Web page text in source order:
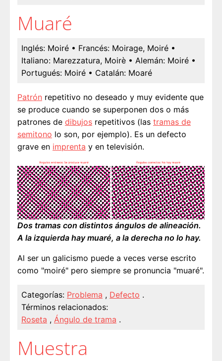
Muaré
Inglés: Moiré • Francés: Moirage, Moiré •
Italiano: Marezzatura, Moirè • Alemán: Moiré •
Portugués: Moiré • Catalán: Moaré
Patrón repetitivo no deseado y muy evidente que
se produce cuando se superponen dos o más
patrones de dibujos repetitivos (las tramas de
semitono lo son, por ejemplo). Es un defecto
grave en imprenta y en televisión.
Dos tramas con distintos ángulos de alineación.
A la izquierda hay muaré, a la derecha no lo hay.
Al ser un galicismo puede a veces verse escrito
como "moiré" pero siempre se pronuncia "muaré".
Categorías: Problema , Defecto .
Términos relacionados:
Roseta , Ángulo de trama .
Muestra